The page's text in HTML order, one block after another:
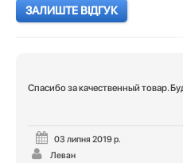
ЗАЛИШТЕ ВІДГУК
Спасибо за качественный товар.
03 липня 2019 р.
Леван